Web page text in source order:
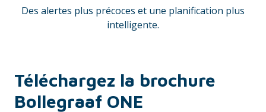
Des alertes plus précoces et une planification plus
intelligente.
Téléchargez la brochure
Bollegraaf ONE